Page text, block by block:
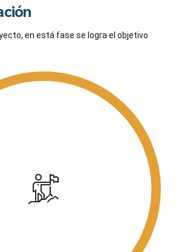
en está fase se logra el objetivo